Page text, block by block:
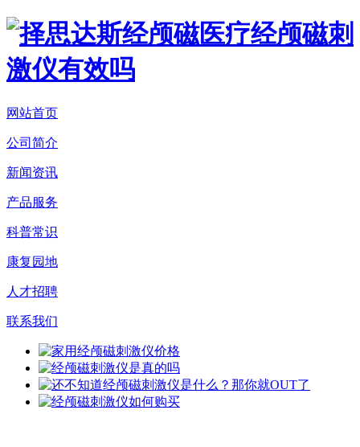
网站首页
公司简介
新闻资讯
产品服务
科普常识
康复园地
人才招聘
联系我们